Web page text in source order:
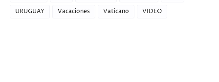
URUGUAY
Vacaciones Vaticano VIDEO